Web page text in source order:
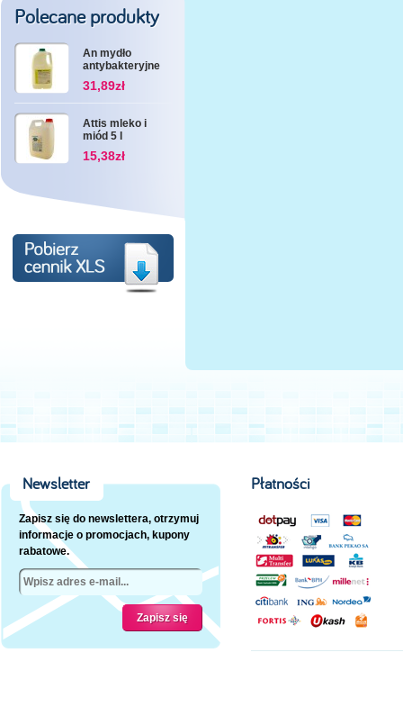
Polecane produkty
An mydło
antybakteryjne
3 l
31,89zł
Attis mleko i
miód 5 l
15,38zł
Newsletter
Zapisz się do newslettera, otrzymuj
informacje o promocjach, kupony
rabatowe.
Płatności